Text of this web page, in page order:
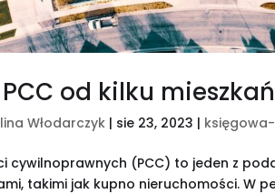
od kilku mieszkań
Włodarczyk | sie 23, 2023 |
cywilnoprawnych (PCC) to jeden z
takimi jak kupno nieruchomości. W